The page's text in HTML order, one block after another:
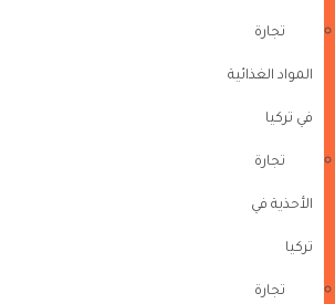
تجارة
المواد الغذائية
في تركيا
تجارة
الأحذية في
تركيا
تجارة